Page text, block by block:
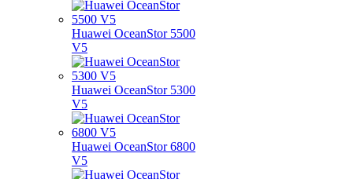
Huawei OceanStor 5500
V5
Huawei OceanStor 5300
V5
Huawei OceanStor 6800
V5